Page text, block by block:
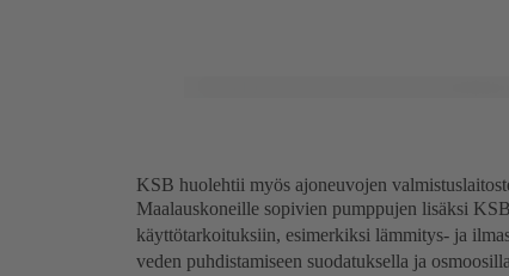
KSB huolehtii myös ajoneuvojen
Maalauskoneille sopivien pumppujen lisäksi
käyttötarkoituksiin, esimerkiksi lämmitys- ja
veden puhdistamiseen suodatuksella ja